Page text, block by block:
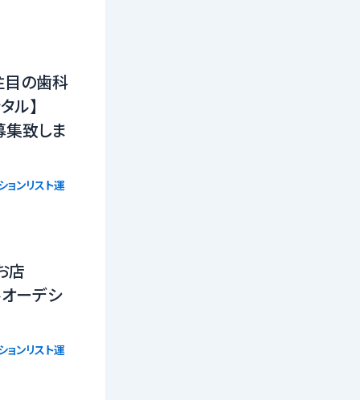
の歯科
ル】
致しま
ョンリスト運
店
ーデシ
ョンリスト運